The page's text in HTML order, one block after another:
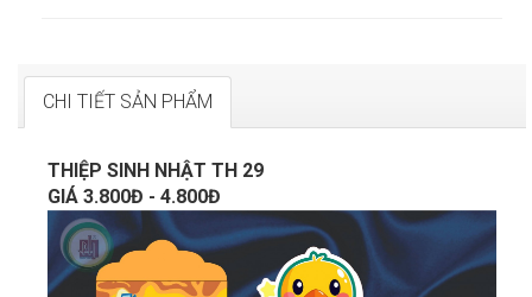
CHI TIẾT SẢN PHẨM
THIỆP SINH NHẬT TH 29
GIÁ 3.800Đ - 4.800Đ